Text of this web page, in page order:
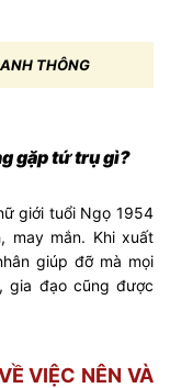
THÔNG
gặp tứ trụ gì?
giới tuổi Ngọ 1954
may mắn. Khi xuất
giúp đỡ mà mọi
gia đạo cũng được
VIỆC NÊN VÀ